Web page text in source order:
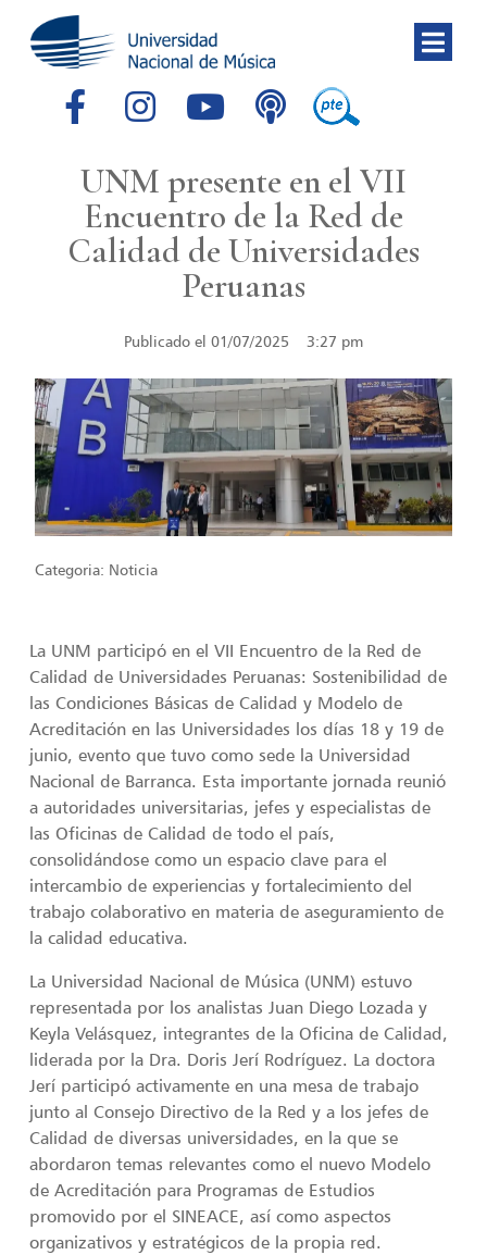
UNM presente en el VII
Encuentro de la Red de
Calidad de Universidades
Peruanas
Publicado el 01/07/2025 3:27 pm
Categoria: Noticia
La UNM participó en el VII Encuentro de la Red de
Calidad de Universidades Peruanas: Sostenibilidad de
las Condiciones Básicas de Calidad y Modelo de
Acreditación en las Universidades los días 18 y 19 de
junio, evento que tuvo como sede la Universidad
Nacional de Barranca. Esta importante jornada reunió
a autoridades universitarias, jefes y especialistas de
las Oficinas de Calidad de todo el país,
consolidándose como un espacio clave para el
intercambio de experiencias y fortalecimiento del
trabajo colaborativo en materia de aseguramiento de
la calidad educativa.
La Universidad Nacional de Música (UNM) estuvo
representada por los analistas Juan Diego Lozada y
Keyla Velásquez, integrantes de la Oficina de Calidad,
liderada por la Dra. Doris Jerí Rodríguez. La doctora
Jerí participó activamente en una mesa de trabajo
junto al Consejo Directivo de la Red y a los jefes de
Calidad de diversas universidades, en la que se
abordaron temas relevantes como el nuevo Modelo
de Acreditación para Programas de Estudios
promovido por el SINEACE, así como aspectos
organizativos y estratégicos de la propia red.